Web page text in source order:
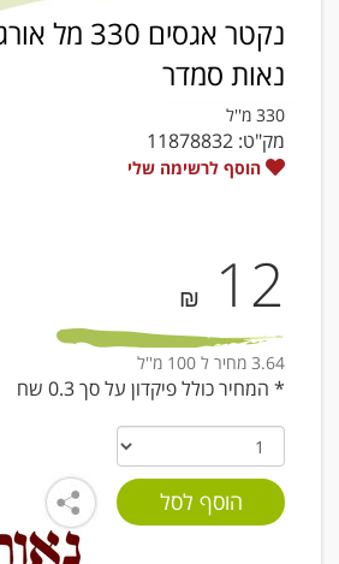
נקטר אגסים 330
נאות סמדר
330 מ''ל
מק"ט: 11878832
הוסף לרשימה שלי
12
₪
3.64 מחיר ל 100 מ''ל
* המחיר כולל פיקדון על סך 0.3 שח